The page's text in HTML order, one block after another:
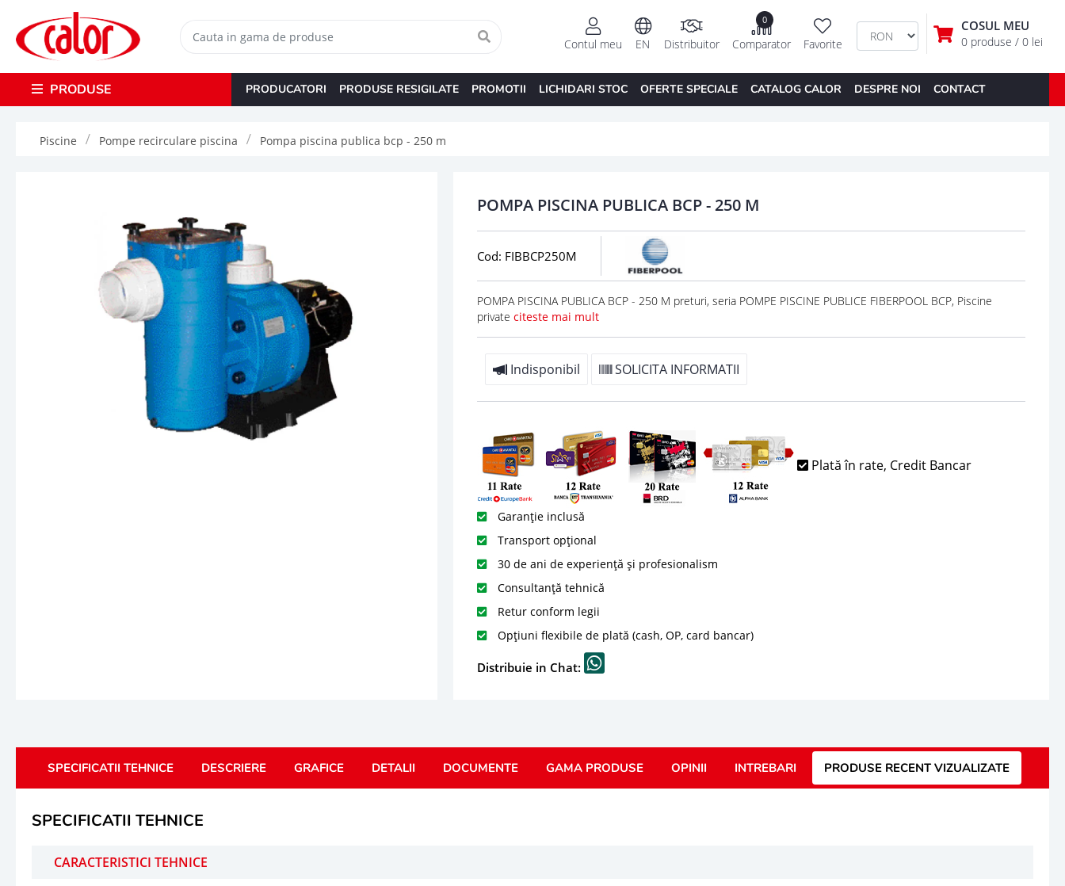
COSUL MEU
0 produse / 0 lei
Favorite
0
Comparator
Distribuitor
EN
Contul meu
PRODUSE PRODUCATORI PRODUSE RESIGILATE PROMOTII LICHIDARI STOC OFERTE SPECIALE CATALOG CALOR DESPRE NOI CONTACT
Piscine Pompe recirculare piscina Pompa piscina publica bcp - 250 m
POMPA PISCINA PUBLICA BCP - 250 M
Cod: FIBBCP250M
POMPA PISCINA PUBLICA BCP - 250 M preturi, seria POMPE PISCINE PUBLICE FIBERPOOL BCP, Piscine
private citeste mai mult
Indisponibil SOLICITA INFORMATII
Plată în rate, Credit Bancar
Garanție inclusă
Transport opțional
30 de ani de experiență și profesionalism
Consultanță tehnică
Retur conform legii
Opțiuni flexibile de plată (cash, OP, card bancar)
Distribuie in Chat:
SPECIFICATII TEHNICE DESCRIERE GRAFICE DETALII DOCUMENTE GAMA PRODUSE OPINII INTREBARI PRODUSE RECENT VIZUALIZATE
SPECIFICATII TEHNICE
CARACTERISTICI TEHNICE